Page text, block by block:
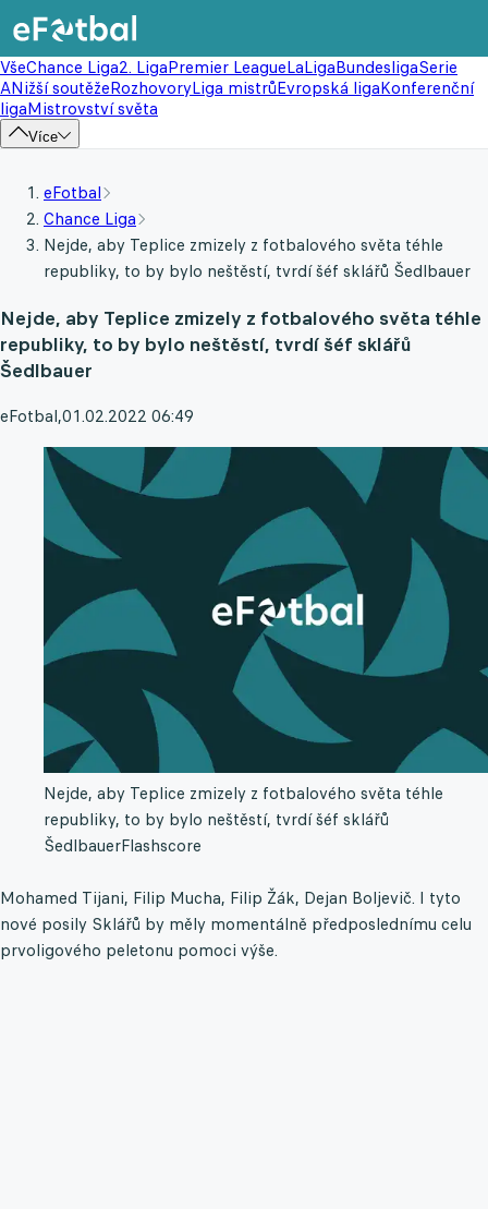
VšeChance Liga2. LigaPremier LeagueLaLigaBundesligaSerie
ANižší soutěžeRozhovoryLiga mistrůEvropská ligaKonferenční
ligaMistrovství světa
Více
eFotbal
Chance Liga
Nejde, aby Teplice zmizely z fotbalového světa téhle
republiky, to by bylo neštěstí, tvrdí šéf sklářů Šedlbauer
Nejde, aby Teplice zmizely z fotbalového světa téhle
republiky, to by bylo neštěstí, tvrdí šéf sklářů
Šedlbauer
eFotbal,01.02.2022 06:49
Nejde, aby Teplice zmizely z fotbalového světa téhle
republiky, to by bylo neštěstí, tvrdí šéf sklářů
ŠedlbauerFlashscore
Mohamed Tijani, Filip Mucha, Filip Žák, Dejan Boljevič. I tyto
nové posily Sklářů by měly momentálně předposlednímu celu
prvoligového peletonu pomoci výše.